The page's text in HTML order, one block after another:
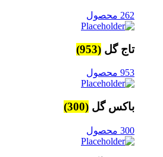
262 محصول
تاج گل (953)
953 محصول
باکس گل (300)
300 محصول